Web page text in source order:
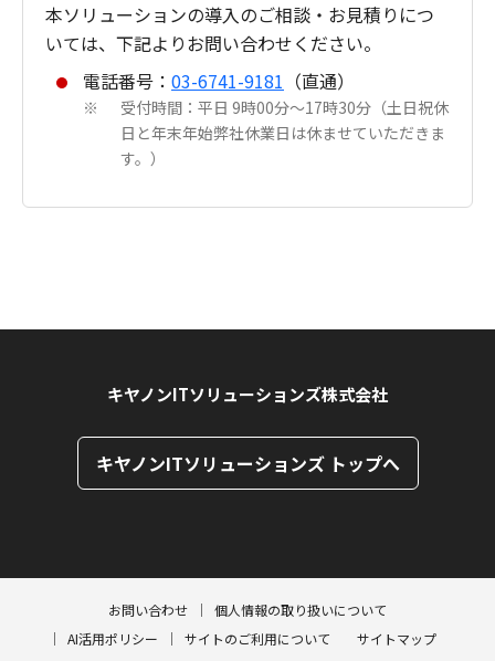
本ソリューションの導入のご相談・お見積りにつ
いては、下記よりお問い合わせください。
電話番号： 03-6741-9181 （直通）
※
受付時間：平日 9時00分～17時30分（土日祝休
日と年末年始弊社休業日は休ませていただきま
す。）
キヤノンITソリューションズ株式会社
キヤノンITソリューションズ トップへ
お問い合わせ
個人情報の取り扱いについて
AI活用ポリシー
サイトのご利用について サイトマップ